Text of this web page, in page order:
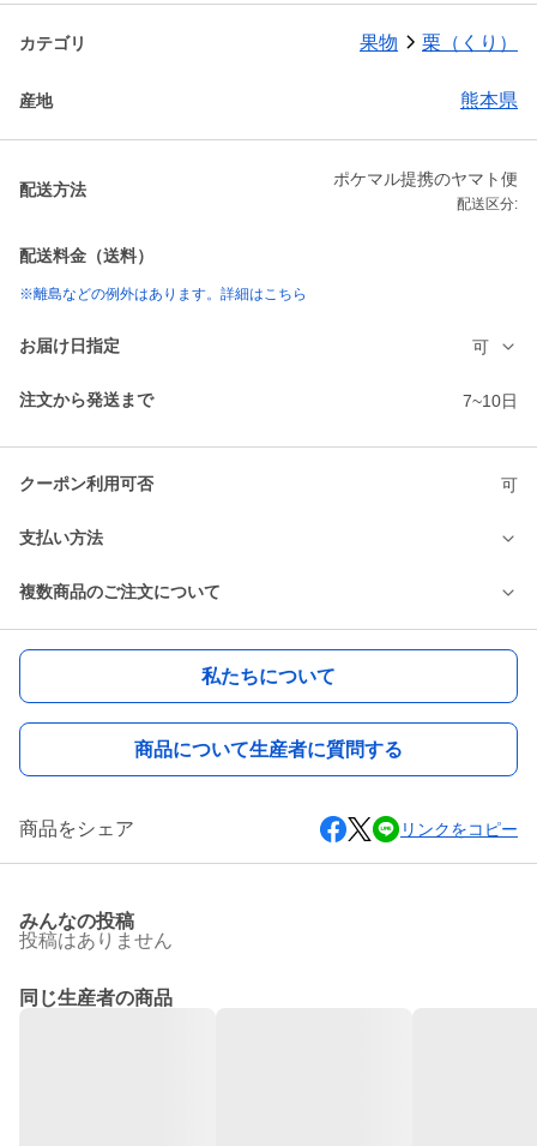
カテゴリ 果物 栗（くり）
産地 熊本県
配送方法
ポケマル提携のヤマト便
配送区分:
配送料金（送料）
※離島などの例外はあります。詳細はこちら
お届け日指定 可
注文から発送まで 7~10日
クーポン利用可否 可
支払い方法
複数商品のご注文について
私たちについて
商品について生産者に質問する
商品をシェア リンクをコピー
みんなの投稿
投稿はありません
同じ生産者の商品